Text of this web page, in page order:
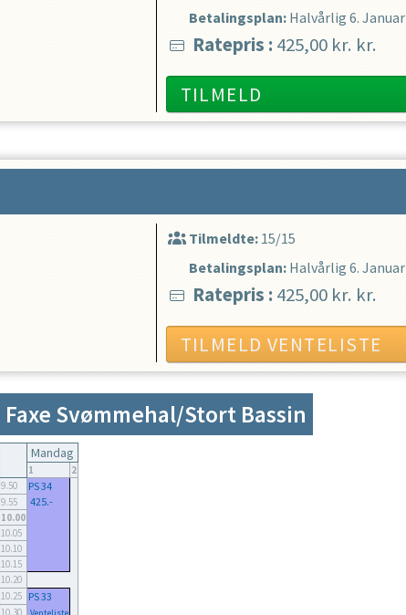
Betalingsplan: Halvårlig 6. Januar
Ratepris : 425,00 kr. kr.
TILMELD
Tilmeldte: 15/15
Betalingsplan: Halvårlig 6. Januar
Ratepris : 425,00 kr. kr.
TILMELD VENTELISTE
Faxe Svømmehal/Stort Bassin
Mandag
1
2
9.50
PS 34
9.55 425.-
10.00
10.05
10.10
10.15
10.20
10.25 PS 33
10.30